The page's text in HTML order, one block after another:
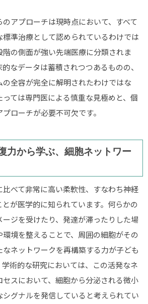
アプローチは現時点において、すべて
準治療として認められているわけでは
の側面が強い先端医療に分類されま
なデータは蓄積されつつあるものの、
全容が完全に解明されたわけではな
ては専門医による慎重な見極めと、個
ローチが必要不可欠です。
力から学ぶ、細胞ネットワー
べて非常に高い柔軟性、すなわち神経
が医学的に知られています。何らかの
ジを受けたり、発達が滞ったりした場
境を整えることで、周囲の細胞がその
ネットワークを再構築する力が子ども
術的な研究においては、この活発なネ
セスにおいて、細胞から分泌される微小
シグナルを発信していると考えられてい